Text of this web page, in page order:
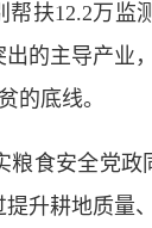
扶12.2万监
的主导产业
的底线。
粮食安全党政
升耕地质量